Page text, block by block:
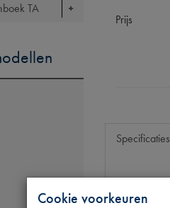
TA
Prijs
Specificaties
Cookie voorkeuren